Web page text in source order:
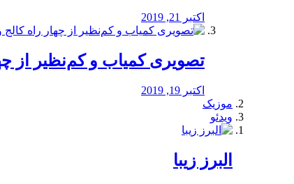
اکتبر 21, 2019
️تصویری کمیاب و کم‌نظیر از چهار
اکتبر 19, 2019
موزیک
ویدئو
البرز زیبا